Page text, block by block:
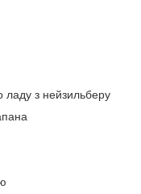
ладу з нейзильберу